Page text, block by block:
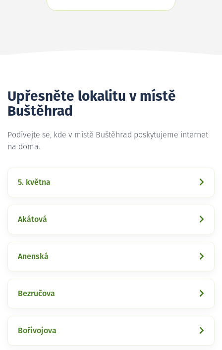
Upřesněte lokalitu v místě
Buštěhrad
Podívejte se, kde v místě Buštěhrad poskytujeme internet
na doma.
5. května
Akátová
Anenská
Bezručova
Bořivojova